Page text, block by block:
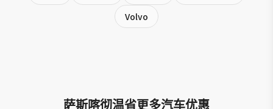
Volvo
萨斯喀彻温省更多汽车优惠